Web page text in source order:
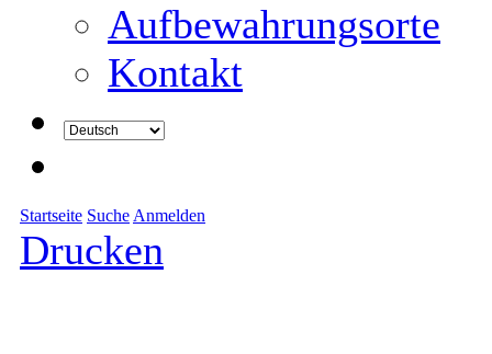
Aufbewahrungsorte
Kontakt
Startseite Suche Anmelden
Drucken